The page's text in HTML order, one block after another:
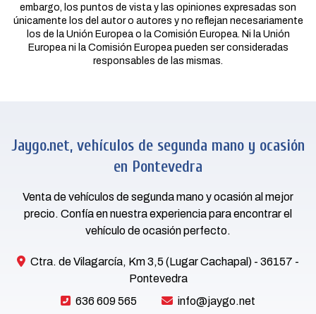
embargo, los puntos de vista y las opiniones expresadas son
únicamente los del autor o autores y no reflejan necesariamente
los de la Unión Europea o la Comisión Europea. Ni la Unión
Europea ni la Comisión Europea pueden ser consideradas
responsables de las mismas.
Jaygo.net, vehículos de segunda mano y ocasión
en Pontevedra
Venta de vehículos de segunda mano y ocasión al mejor
precio. Confía en nuestra experiencia para encontrar el
vehículo de ocasión perfecto.
Ctra. de Vilagarcía, Km 3,5 (Lugar Cachapal) - 36157 -
Pontevedra
636 609 565
info@jaygo.net